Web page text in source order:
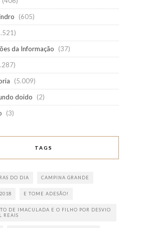
(605)
da Informação
(37)
(5.009)
doido
(2)
(3)
TAGS
DO DIA CAMPINA GRANDE
E TOME ADESÃO!
DE IMACULADA E O FILHO POR DESVIO
REAIS